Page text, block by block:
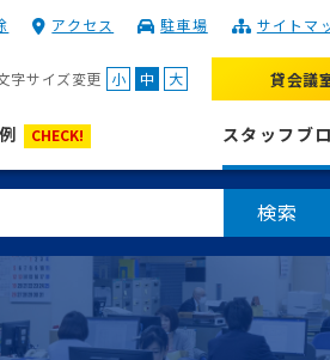
公益財団法人 神奈川産業振興センタ
アクセス 駐車場 サイトマ
字サイズ変更 小 中 大 貸会議
CHECK! スタッフブ
検索